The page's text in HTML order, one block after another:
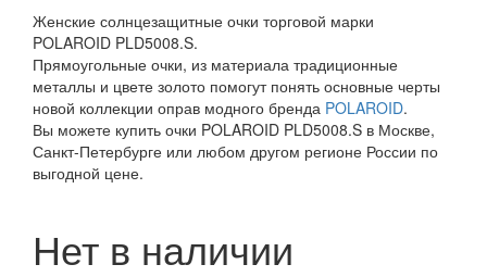
Женские солнцезащитные очки торговой марки
POLAROID PLD5008.S.
Прямоугольные очки, из материала традиционные
металлы и цвете золото помогут понять основные черты
новой коллекции оправ модного бренда POLAROID.
Вы можете купить очки POLAROID PLD5008.S в Москве,
Санкт-Петербурге или любом другом регионе России по
выгодной цене.
Нет в наличии